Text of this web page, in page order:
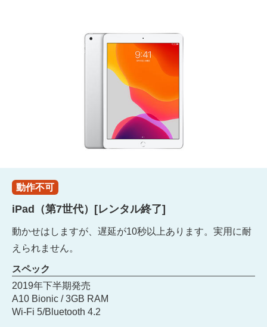
動作不可
iPad（第7世代）[レンタル終了]
動かせはしますが、遅延が10秒以上あります。実用に耐
えられません。
スペック
2019年下半期発売
A10 Bionic / 3GB RAM
Wi-Fi 5/Bluetooth 4.2